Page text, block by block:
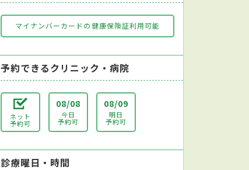
マイナンバーカードの健康保険証利用可能
予約できるクリニック・病院
ネット
予約可
08/08
今日
予約可
08/09
明日
予約可
診療曜日・時間